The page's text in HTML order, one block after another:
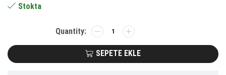
Stokta
BUFFER®
Dolaşım
Arttırıcı
Burun
SEPETE EKLE